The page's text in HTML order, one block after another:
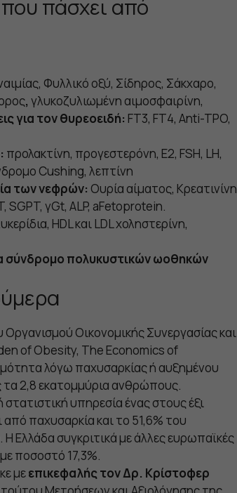
πάσχει από
Φυλλικό οξύ, Σίδηρος, Σάκχαρο,
, γλυκοζυλιωμένη αιμοσφαιρίνη,
για τον θυρεοειδή: FT3, FT4, Anti-TPO,
προλακτίνη, προγεστερόνη, E2, FSH, LH,
Cushing, λεπτίνη
των νεφρών: Ουρία αίματος, Κρεατινίνη
SGPT, γGt, ALP, aFetoprotein.
HDL και LDL χοληστερίνη,
σύνδρομο πολυκυστικών ωοθηκών
Οικονομικής Συνεργασίας και
of Obesity, The Economics of
λόγω παχυσαρκίας ή αυξημένου
τα 2,8 εκατομμύρια ανθρώπους.
υπηρεσία ένας στους έξι
παχυσαρκία και το 51,6% του
Ελλάδα συγκριτικά με άλλες ευρωπαϊκές
ποσοστό 17,3%.
μεεπικεφαλής τον Δρ. Κρίστοφερ